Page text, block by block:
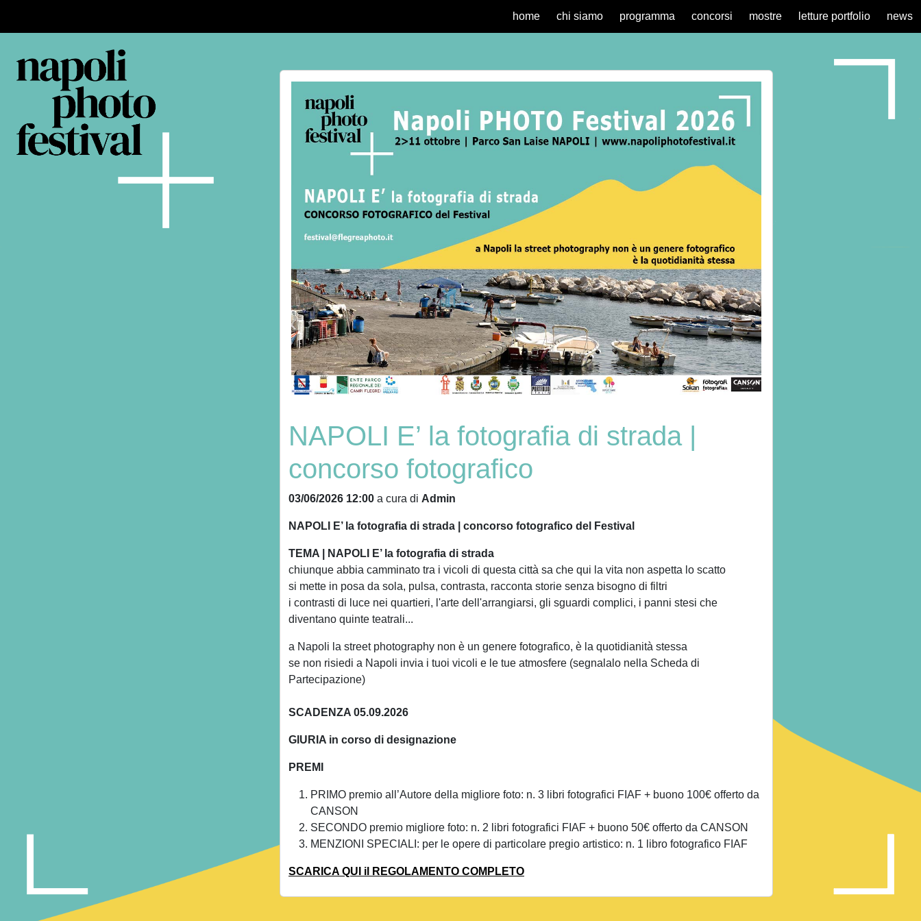
home chi siamo programma concorsi mostre letture portfolio news
NAPOLI E’ la fotografia di strada |
concorso fotografico
03/06/2026 12:00 a cura di Admin
NAPOLI E’ la fotografia di strada | concorso fotografico del Festival
TEMA | NAPOLI E’ la fotografia di strada
chiunque abbia camminato tra i vicoli di questa città sa che qui la vita non aspetta lo scatto
si mette in posa da sola, pulsa, contrasta, racconta storie senza bisogno di filtri
i contrasti di luce nei quartieri, l'arte dell'arrangiarsi, gli sguardi complici, i panni stesi che
diventano quinte teatrali...
a Napoli la street photography non è un genere fotografico, è la quotidianità stessa
se non risiedi a Napoli invia i tuoi vicoli e le tue atmosfere (segnalalo nella Scheda di
Partecipazione)
SCADENZA 05.09.2026
GIURIA in corso di designazione
PREMI
PRIMO premio all’Autore della migliore foto: n. 3 libri fotografici FIAF + buono 100€ offerto da
CANSON
SECONDO premio migliore foto: n. 2 libri fotografici FIAF + buono 50€ offerto da CANSON
MENZIONI SPECIALI: per le opere di particolare pregio artistico: n. 1 libro fotografico FIAF
SCARICA QUI il REGOLAMENTO COMPLETO